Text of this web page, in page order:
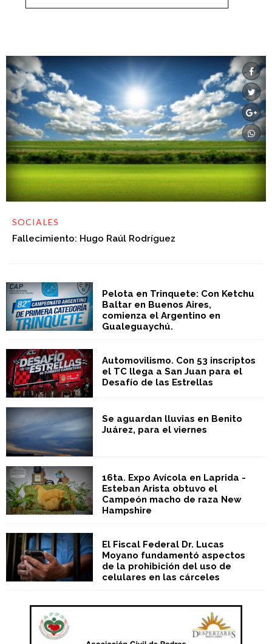
SOCIALES
Fallecimiento: Hugo Raúl Rodríguez
Pelota en Trinquete: Con Ketchu
Baltar en Buenos Aires,
comienza el Argentino en
Gualeguaychú.
Automovilismo. Con 53 inscriptos
el TC llega a San Juan para el
Desafío de las Estrellas
Se aguardan lluvias en Benito
Juárez, para el viernes
16ta. Expo Avícola en Laprida -
Esteban Arista obtuvo el
Campeón macho de raza New
Hampshire
El Fiscal Federal Dr. Lucas
Moyano fundamentó aspectos
de la prohibición del uso de
celulares en las cárceles